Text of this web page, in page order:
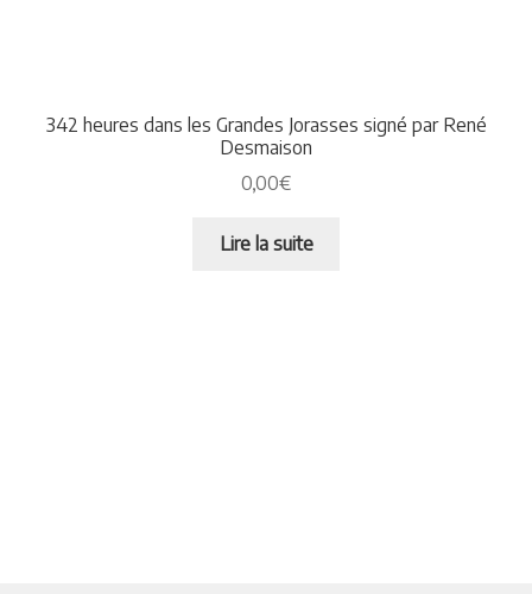
342 heures dans les Grandes Jorasses signé par René
Desmaison
0,00€
Lire la suite